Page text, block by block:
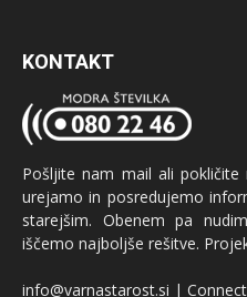
KONTAKT
Pošljite nam mail ali
urejamo in posredujemo
starejšim. Obenem pa
iščemo najboljše rešitve.
info@varnastarost.si |